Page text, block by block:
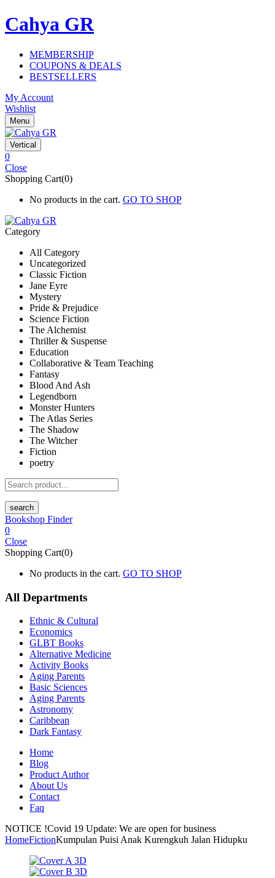
Cahya GR
MEMBERSHIP
COUPONS & DEALS
BESTSELLERS
My Account
Wishlist
Menu
Vertical
0
Close
Shopping Cart(0)
No products in the cart. GO TO SHOP
Category
All Category
Uncategorized
Classic Fiction
Jane Eyre
Mystery
Pride & Prejudice
Science Fiction
The Alchemist
Thriller & Suspense
Education
Collaborative & Team Teaching
Fantasy
Blood And Ash
Legendborn
Monster Hunters
The Atlas Series
The Shadow
The Witcher
Fiction
poetry
search
Bookshop Finder
0
Close
Shopping Cart(0)
No products in the cart. GO TO SHOP
All Departments
Ethnic & Cultural
Economics
GLBT Books
Alternative Medicine
Activity Books
Aging Parents
Basic Sciences
Aging Parents
Astronomy
Caribbean
Dark Fantasy
Home
Blog
Product Author
About Us
Contact
Faq
NOTICE !Covid 19 Update: We are open for business
HomeFictionKumpulan Puisi Anak Kurengkuh Jalan Hidupku